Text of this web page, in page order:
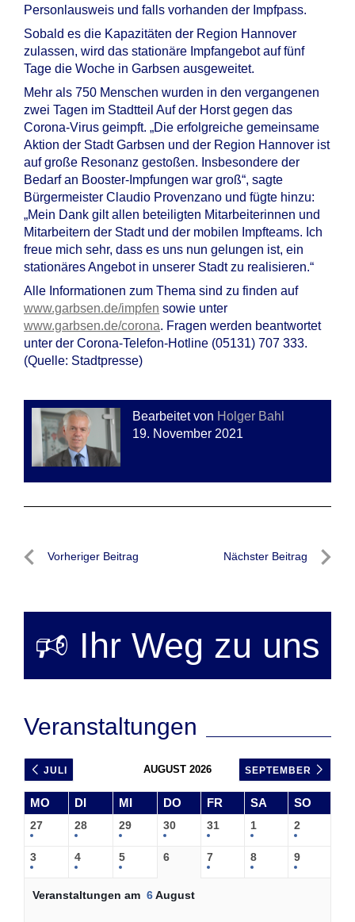
Personlausweis und falls vorhanden der Impfpass.
Sobald es die Kapazitäten der Region Hannover
zulassen, wird das stationäre Impfangebot auf fünf
Tage die Woche in Garbsen ausgeweitet.
Mehr als 750 Menschen wurden in den vergangenen
zwei Tagen im Stadtteil Auf der Horst gegen das
Corona-Virus geimpft. „Die erfolgreiche gemeinsame
Aktion der Stadt Garbsen und der Region Hannover ist
auf große Resonanz gestoßen. Insbesondere der
Bedarf an Booster-Impfungen war groß“, sagte
Bürgermeister Claudio Provenzano und fügte hinzu:
„Mein Dank gilt allen beteiligten Mitarbeiterinnen und
Mitarbeitern der Stadt und der mobilen Impfteams. Ich
freue mich sehr, dass es uns nun gelungen ist, ein
stationäres Angebot in unserer Stadt zu realisieren.“
Alle Informationen zum Thema sind zu finden auf
www.garbsen.de/impfen sowie unter
www.garbsen.de/corona. Fragen werden beantwortet
unter der Corona-Telefon-Hotline (05131) 707 333.
(Quelle: Stadtpresse)
Bearbeitet von Holger Bahl
19. November 2021
Beitragsnavigation
Vorheriger Beitrag Nächster Beitrag
🕫 Ihr Weg zu uns
Veranstaltungen
JULI AUGUST 2026 SEPTEMBER
MO DI MI DO FR SA SO
27 28 29 30 31 1 2
3 4 5 6 7 8 9
Veranstaltungen am 6August